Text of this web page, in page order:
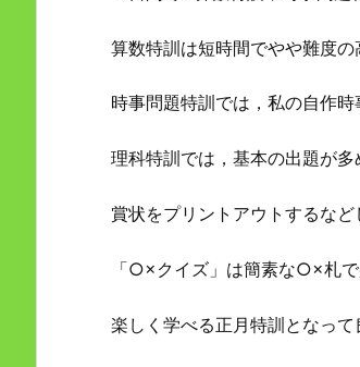
算数特訓は短時間でやや難度の
時事問題特訓では，私の自作
理科特訓では，基本の出題が多
賞状をプリントアウトするなど
「○×クイズ」は簡素な○×札で
楽しく学べる正月特訓となって